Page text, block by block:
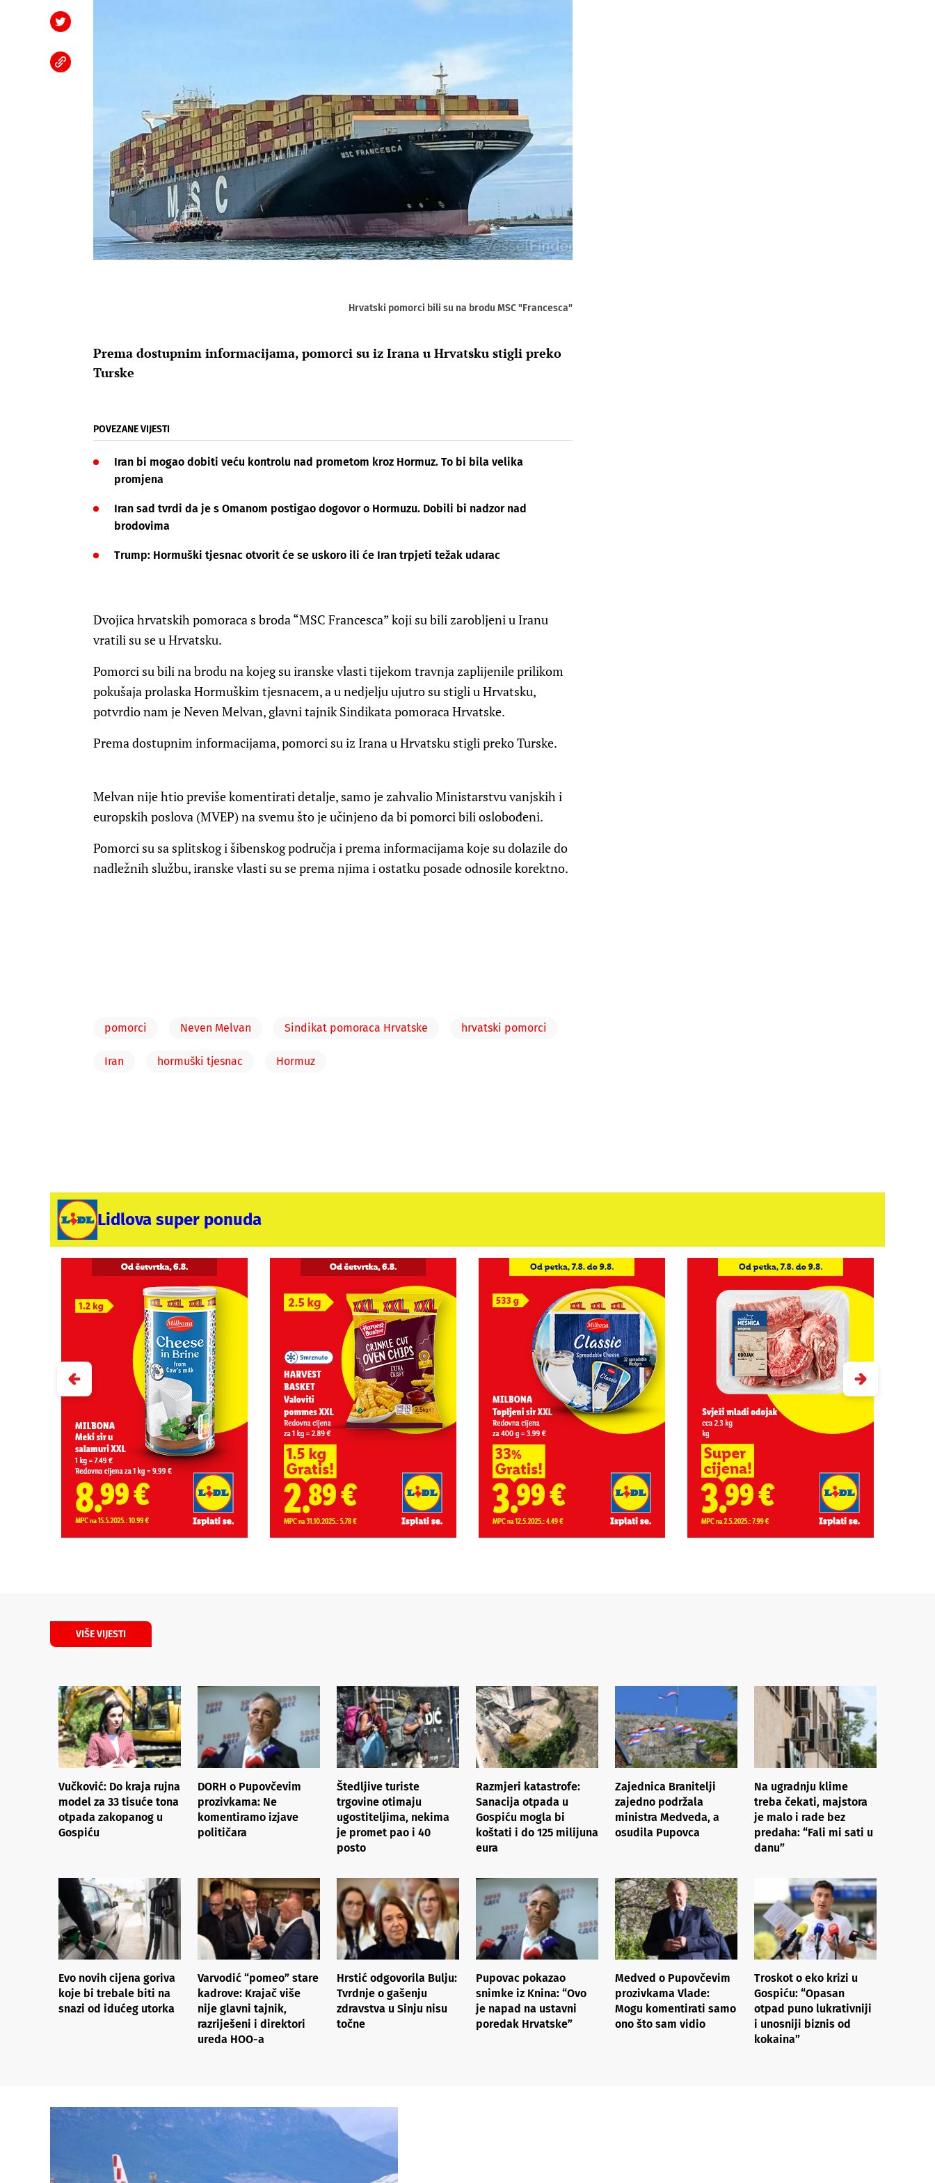
Hrvatski pomorci bili su na brodu MSC "Francesca"
Prema dostupnim informacijama, pomorci su iz Irana u Hrvatsku stigli preko
Turske
POVEZANE VIJESTI
Iran bi mogao dobiti veću kontrolu nad prometom kroz Hormuz. To bi bila velika
promjena
Iran sad tvrdi da je s Omanom postigao dogovor o Hormuzu. Dobili bi nadzor nad
brodovima
Trump: Hormuški tjesnac otvorit će se uskoro ili će Iran trpjeti težak udarac
Dvojica hrvatskih pomoraca s broda “MSC Francesca” koji su bili zarobljeni u Iranu
vratili su se u Hrvatsku.
Pomorci su bili na brodu na kojeg su iranske vlasti tijekom travnja zaplijenile prilikom
pokušaja prolaska Hormuškim tjesnacem, a u nedjelju ujutro su stigli u Hrvatsku,
potvrdio nam je Neven Melvan, glavni tajnik Sindikata pomoraca Hrvatske.
Prema dostupnim informacijama, pomorci su iz Irana u Hrvatsku stigli preko Turske.
Melvan nije htio previše komentirati detalje, samo je zahvalio Ministarstvu vanjskih i
europskih poslova (MVEP) na svemu što je učinjeno da bi pomorci bili oslobođeni.
Pomorci su sa splitskog i šibenskog područja i prema informacijama koje su dolazile do
nadležnih službu, iranske vlasti su se prema njima i ostatku posade odnosile korektno.
pomorci Neven Melvan Sindikat pomoraca Hrvatske hrvatski pomorci
Iran hormuški tjesnac Hormuz
Lidlova super ponuda
VIŠE VIJESTI
Vučković: Do kraja rujna
model za 33 tisuće tona
otpada zakopanog u
Gospiću
DORH o Pupovčevim
prozivkama: Ne
komentiramo izjave
političara
Štedljive turiste
trgovine otimaju
ugostiteljima, nekima
je promet pao i 40
posto
Razmjeri katastrofe:
Sanacija otpada u
Gospiću mogla bi
koštati i do 125 milijuna
eura
Zajednica Branitelji
zajedno podržala
ministra Medveda, a
osudila Pupovca
Na ugradnju klime
treba čekati, majstora
je malo i rade bez
predaha: “Fali mi sati u
danu”
Evo novih cijena goriva
koje bi trebale biti na
snazi od idućeg utorka
Varvodić “pomeo” stare
kadrove: Krajač više
nije glavni tajnik,
razriješeni i direktori
ureda HOO-a
Hrstić odgovorila Bulju:
Tvrdnje o gašenju
zdravstva u Sinju nisu
točne
Pupovac pokazao
snimke iz Knina: “Ovo
je napad na ustavni
poredak Hrvatske”
Medved o Pupovčevim
prozivkama Vlade:
Mogu komentirati samo
ono što sam vidio
Troskot o eko krizi u
Gospiću: “Opasan
otpad puno lukrativniji
i unosniji biznis od
kokaina”